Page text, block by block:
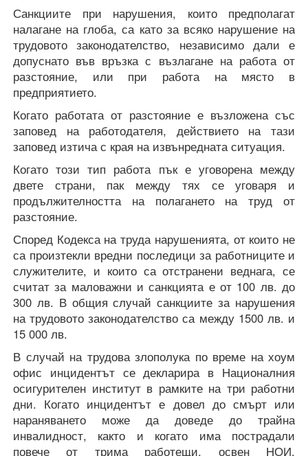
Санкциите при нарушения, които предполагат
налагане на глоба, са като за всяко нарушение на
трудовото законодателство, независимо дали е
допуснато във връзка с възлагане на работа от
разстояние, или при работа на място в
предприятието.
Когато работата от разстояние е възложена със
заповед на работодателя, действието на тази
заповед изтича с края на извънредната ситуация.
Когато този тип работа пък е уговорена между
двете страни, пак между тях се уговаря и
продължителността на полагането на труд от
разстояние.
Според Кодекса на труда нарушенията, от които не
са произтекли вредни последици за работниците и
служителите, и които са отстранени веднага, се
считат за маловажни и санкцията е от 100 лв. до
300 лв. В общия случай санкциите за нарушения
на трудовото законодателство са между 1500 лв. и
15 000 лв.
В случай на трудова злополука по време на хоум
офис инцидентът се декларира в Националния
осигурителен институт в рамките на три работни
дни. Когато инцидентът е довел до смърт или
нараняването може да доведе до трайна
инвалидност, както и когато има пострадали
повече от трима работещи, освен НОИ,